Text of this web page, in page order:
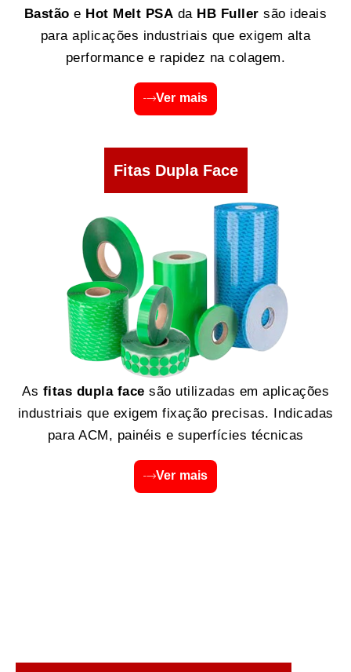
Bastão e Hot Melt PSA da HB Fuller são ideais
para aplicações industriais que exigem alta
performance e rapidez na colagem.
Ver mais
Fitas Dupla Face
As fitas dupla face são utilizadas em aplicações
industriais que exigem fixação precisas. Indicadas
para ACM, painéis e superfícies técnicas
Ver mais